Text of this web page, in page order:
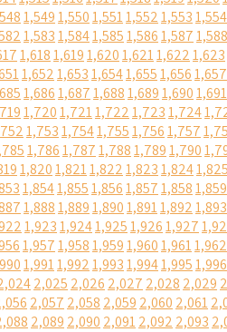
1,5491,5501,5511,5521,5531,554
1,5831,5841,5851,5861,5871,588
1,6181,6191,6201,6211,6221,623
1,6521,6531,6541,6551,6561,657
1,6861,6871,6881,6891,6901,691
1,7201,7211,7221,7231,724
1,7531,7541,7551,7561,757
1,7861,7871,7881,7891,790
1,8201,8211,8221,8231,8241,825
1,8541,8551,8561,8571,8581,859
1,8881,8891,8901,8911,8921,893
1,9231,9241,9251,9261,927
1,9571,9581,9591,9601,9611,962
1,9911,9921,9931,9941,9951,996
2,025 2,026 2,027 2,028 2,029
2,057 2,058 2,059 2,060 2,061
2,089 2,090 2,0912,092 2,093